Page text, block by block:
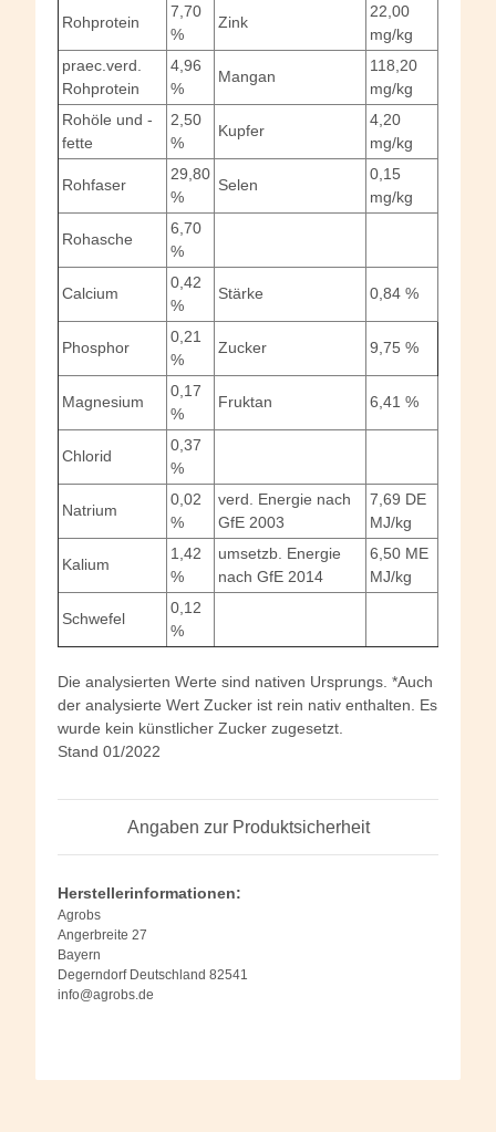
Rohprotein
7,70
%
Zink
22,00
mg/kg
praec.verd.
Rohprotein
4,96
%
Mangan
118,20
mg/kg
Rohöle und -
fette
2,50
%
Kupfer
4,20
mg/kg
Rohfaser
29,80
%
Selen
0,15
mg/kg
Rohasche
6,70
%
Calcium
0,42
%
Stärke 0,84 %
Phosphor
0,21
%
Zucker 9,75 %
Magnesium
0,17
%
Fruktan 6,41 %
Chlorid
0,37
%
Natrium
0,02
%
verd. Energie nach
GfE 2003
7,69 DE
MJ/kg
Kalium
1,42
%
umsetzb. Energie
nach GfE 2014
6,50 ME
MJ/kg
Schwefel
0,12
%
Die analysierten Werte sind nativen Ursprungs. *Auch
der analysierte Wert Zucker ist rein nativ enthalten. Es
wurde kein künstlicher Zucker zugesetzt.
Stand 01/2022
Angaben zur Produktsicherheit
Herstellerinformationen:
Agrobs
Angerbreite 27
Bayern
Degerndorf Deutschland 82541
info@agrobs.de